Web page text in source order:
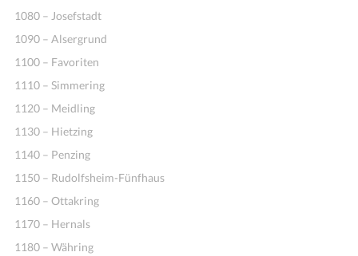
1080 – Josefstadt
1090 – Alsergrund
1100 – Favoriten
1110 – Simmering
1120 – Meidling
1130 – Hietzing
1140 – Penzing
1150 – Rudolfsheim-Fünfhaus
1160 – Ottakring
1170 – Hernals
1180 – Währing